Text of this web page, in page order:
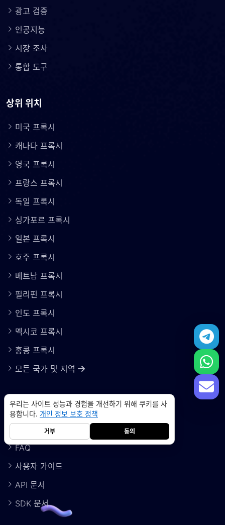
광고 검증
인공지능
시장 조사
통합 도구
상위 위치
미국 프록시
캐나다 프록시
영국 프록시
프랑스 프록시
독일 프록시
싱가포르 프록시
일본 프록시
호주 프록시
베트남 프록시
필리핀 프록시
인도 프록시
멕시코 프록시
홍콩 프록시
모든 국가 및 지역
도움말
문의하기
FAQ
사용자 가이드
API 문서
SDK 문서
우리는 사이트 성능과 경험을 개선하기 위해 쿠키를 사
용합니다. 개인 정보 보호 정책
거부 동의
레지덴셜 프록시